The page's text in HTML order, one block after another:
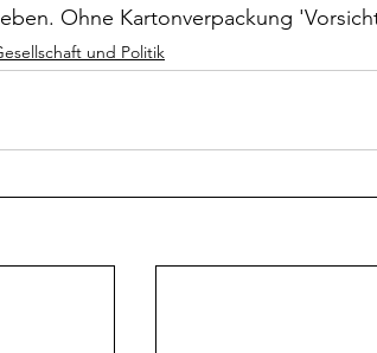
Ohne Kartonverpackung
und Politik